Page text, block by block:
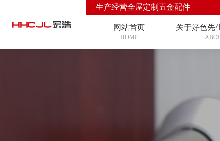
生产经营全屋定制五金配件
网站首页
HOME
关于好色先